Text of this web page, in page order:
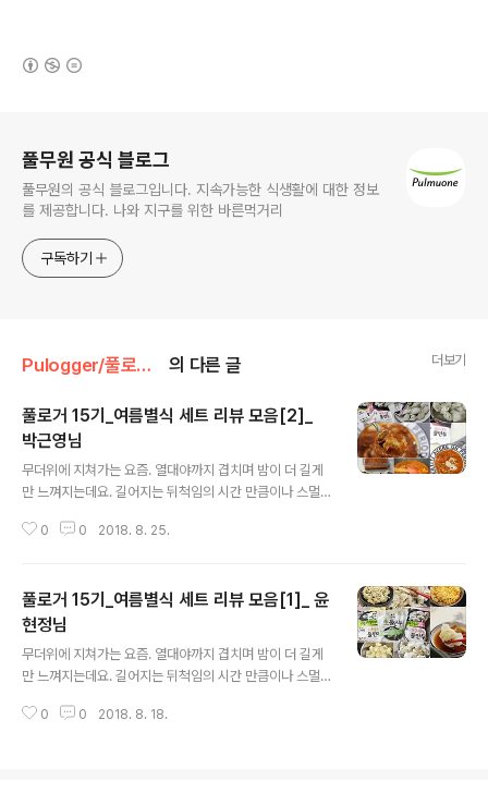
풀무원 공식 블로그
풀무원의 공식 블로그입니다. 지속가능한 식생활에 대한 정보
를 제공합니다. 나와 지구를 위한 바른먹거리
구독하기
Pulogger/풀로거 리뷰 포스트 의 다른 글 더보기
풀로거 15기_여름별식 세트 리뷰 모음[2]_
박근영님
무더위에 지쳐가는 요즘. 열대야까지 겹치며 밤이 더 길게
만 느껴지는데요. 길어지는 뒤척임의 시간 만큼이나 스멀
는 잠이 안와서 생각나는 여름날은 무언가 특별한게 필요
한 제품이 바로 여름 별식 세트더라구요. 아이들 간식은 물
론 간편한 별미로 먹기 좋은 만능 물만두 3종 세트! 시원함
의 극치! 메밀냉소바와 가쓰오부시가 사르르~ 야끼소바!
마지막으로 출출할때 간편하게 먹을 수 있는 모짜렐라 핫
도그로 구성된 세트인데요. 올해만큼은 아니지만 그래도
무척이나 더웠던 작년 여름~! 풀로거 15기의 여름날의 별
0 0 2018. 8. 25.
풀로거 15기_여름별식 세트 리뷰 모음[1]_ 윤
현정님
무더위에 지쳐가는 요즘. 열대야까지 겹치며 밤이 더 길게
만 느껴지는데요. 길어지는 뒤척임의 시간 만큼이나 스멀
는 잠이 안와서 생각나는 여름날은 무언가 특별한게 필요
0 0 2018. 8. 18.